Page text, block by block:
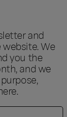
and
We
you the
and we
.